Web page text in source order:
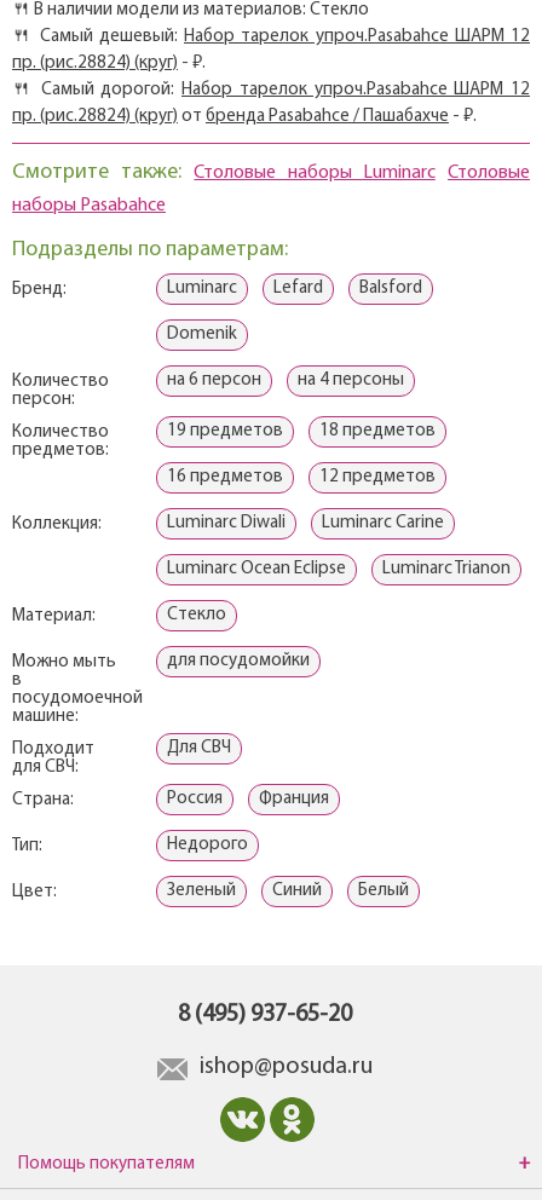
🍴 В наличии модели из материалов: Стекло
🍴 Самый дешевый: Набор тарелок упроч.Pasabahce ШАРМ 12
пр. (рис.28824) (круг) - ₽.
🍴 Самый дорогой: Набор тарелок упроч.Pasabahce ШАРМ 12
пр. (рис.28824) (круг) от бренда Pasabahce / Пашабахче - ₽.
Смотрите также:Столовые наборы Luminarc
Столовые
наборы Pasabahce
Подразделы по параметрам:
Бренд: Luminarc Lefard Balsford
Domenik
Количество
персон:
на 6 персон на 4 персоны
Количество
предметов:
19 предметов 18 предметов
16 предметов 12 предметов
Коллекция: Luminarc Diwali Luminarc Carine
Luminarc Ocean Eclipse Luminarc Trianon
Материал: Стекло
Можно мыть
в
посудомоечной
машине:
для посудомойки
Подходит
для СВЧ:
Для СВЧ
Страна: Россия Франция
Тип: Недорого
Цвет: Зеленый Синий Белый
8 (495) 937-65-20
ishop@posuda.ru
Помощь покупателям